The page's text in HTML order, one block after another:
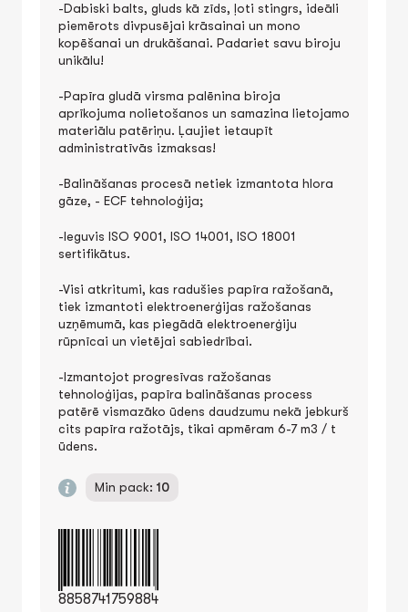
-Dabiski balts, gluds kā zīds, ļoti stingrs, ideāli
piemērots divpusējai krāsainai un mono
kopēšanai un drukāšanai. Padariet savu biroju
unikālu!
-Papīra gludā virsma palēnina biroja
aprīkojuma nolietošanos un samazina lietojamo
materiālu patēriņu. Ļaujiet ietaupīt
administratīvās izmaksas!
-Balināšanas procesā netiek izmantota hlora
gāze, - ECF tehnoloģija;
-Ieguvis ISO 9001, ISO 14001, ISO 18001
sertifikātus.
-Visi atkritumi, kas radušies papīra ražošanā,
tiek izmantoti elektroenerģijas ražošanas
uzņēmumā, kas piegādā elektroenerģiju
rūpnīcai un vietējai sabiedrībai.
-Izmantojot progresīvas ražošanas
tehnoloģijas, papīra balināšanas process
patērē vismazāko ūdens daudzumu nekā jebkurš
cits papīra ražotājs, tikai apmēram 6-7 m3 / t
ūdens.
Min pack: 10
8858741759884